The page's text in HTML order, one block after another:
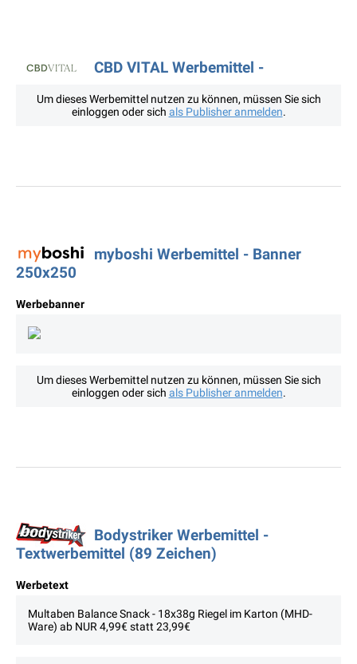
CBD VITAL Werbemittel -
Um dieses Werbemittel nutzen zu können, müssen Sie sich
einloggen oder sich als Publisher anmelden.
myboshi Werbemittel - Banner
250x250
Werbebanner
Um dieses Werbemittel nutzen zu können, müssen Sie sich
einloggen oder sich als Publisher anmelden.
Bodystriker Werbemittel -
Textwerbemittel (89 Zeichen)
Werbetext
Multaben Balance Snack - 18x38g Riegel im Karton (MHD-
Ware) ab NUR 4,99€ statt 23,99€